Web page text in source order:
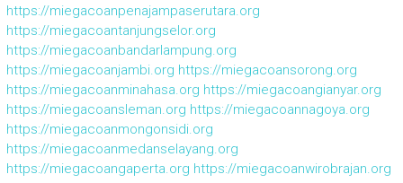
https://miegacoanpenajampaserutara.org
https://miegacoantanjungselor.org
https://miegacoanbandarlampung.org
https://miegacoanjambi.org https://miegacoansorong.org
https://miegacoanminahasa.org https://miegacoangianyar.org
https://miegacoansleman.org https://miegacoannagoya.org
https://miegacoanmongonsidi.org
https://miegacoanmedanselayang.org
https://miegacoangaperta.org https://miegacoanwirobrajan.org